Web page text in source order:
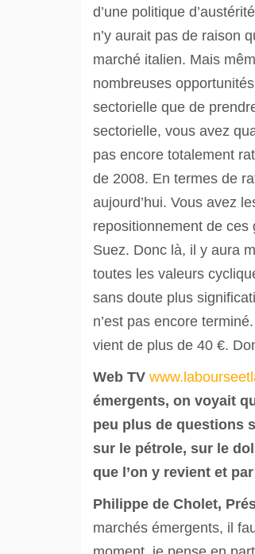
d’une politique
n’y aurait pas de raison
marché italien. Mais
nombreuses
sectorielle que de
sectorielle, vous avez
pas encore totalement
de 2008. En termes de
aujourd’hui. Vous avez
repositionnement de
Suez. Donc là, il y aura
toutes les valeurs
sans doute plus
n’est pas encore
vient de plus de 40 €.
Web TV
émergents, on voyait
peu plus de questions
sur le pétrole, sur le
que l’on y revient et
Philippe de Cholet,
marchés émergents, il